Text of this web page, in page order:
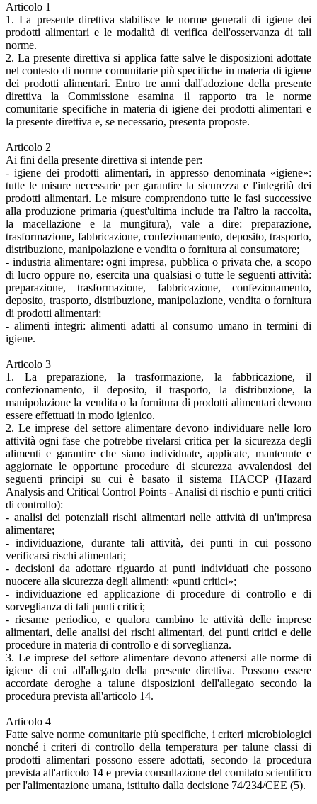
Articolo 1
1. La presente direttiva stabilisce le norme generali di igiene dei
prodotti alimentari e le modalità di verifica dell'osservanza di tali
norme.
2. La presente direttiva si applica fatte salve le disposizioni adottate
nel contesto di norme comunitarie più specifiche in materia di igiene
dei prodotti alimentari. Entro tre anni dall'adozione della presente
direttiva la Commissione esamina il rapporto tra le norme
comunitarie specifiche in materia di igiene dei prodotti alimentari e
la presente direttiva e, se necessario, presenta proposte.
Articolo 2
Ai fini della presente direttiva si intende per:
- igiene dei prodotti alimentari, in appresso denominata «igiene»:
tutte le misure necessarie per garantire la sicurezza e l'integrità dei
prodotti alimentari. Le misure comprendono tutte le fasi successive
alla produzione primaria (quest'ultima include tra l'altro la raccolta,
la macellazione e la mungitura), vale a dire: preparazione,
trasformazione, fabbricazione, confezionamento, deposito, trasporto,
distribuzione, manipolazione e vendita o fornitura al consumatore;
- industria alimentare: ogni impresa, pubblica o privata che, a scopo
di lucro oppure no, esercita una qualsiasi o tutte le seguenti attività:
preparazione, trasformazione, fabbricazione, confezionamento,
deposito, trasporto, distribuzione, manipolazione, vendita o fornitura
di prodotti alimentari;
- alimenti integri: alimenti adatti al consumo umano in termini di
igiene.
Articolo 3
1. La preparazione, la trasformazione, la fabbricazione, il
confezionamento, il deposito, il trasporto, la distribuzione, la
manipolazione la vendita o la fornitura di prodotti alimentari devono
essere effettuati in modo igienico.
2. Le imprese del settore alimentare devono individuare nelle loro
attività ogni fase che potrebbe rivelarsi critica per la sicurezza degli
alimenti e garantire che siano individuate, applicate, mantenute e
aggiornate le opportune procedure di sicurezza avvalendosi dei
seguenti principi su cui è basato il sistema HACCP (Hazard
Analysis and Critical Control Points - Analisi di rischio e punti critici
di controllo):
- analisi dei potenziali rischi alimentari nelle attività di un'impresa
alimentare;
- individuazione, durante tali attività, dei punti in cui possono
verificarsi rischi alimentari;
- decisioni da adottare riguardo ai punti individuati che possono
nuocere alla sicurezza degli alimenti: «punti critici»;
- individuazione ed applicazione di procedure di controllo e di
sorveglianza di tali punti critici;
- riesame periodico, e qualora cambino le attività delle imprese
alimentari, delle analisi dei rischi alimentari, dei punti critici e delle
procedure in materia di controllo e di sorveglianza.
3. Le imprese del settore alimentare devono attenersi alle norme di
igiene di cui all'allegato della presente direttiva. Possono essere
accordate deroghe a talune disposizioni dell'allegato secondo la
procedura prevista all'articolo 14.
Articolo 4
Fatte salve norme comunitarie più specifiche, i criteri microbiologici
nonché i criteri di controllo della temperatura per talune classi di
prodotti alimentari possono essere adottati, secondo la procedura
prevista all'articolo 14 e previa consultazione del comitato scientifico
per l'alimentazione umana, istituito dalla decisione 74/234/CEE (5).